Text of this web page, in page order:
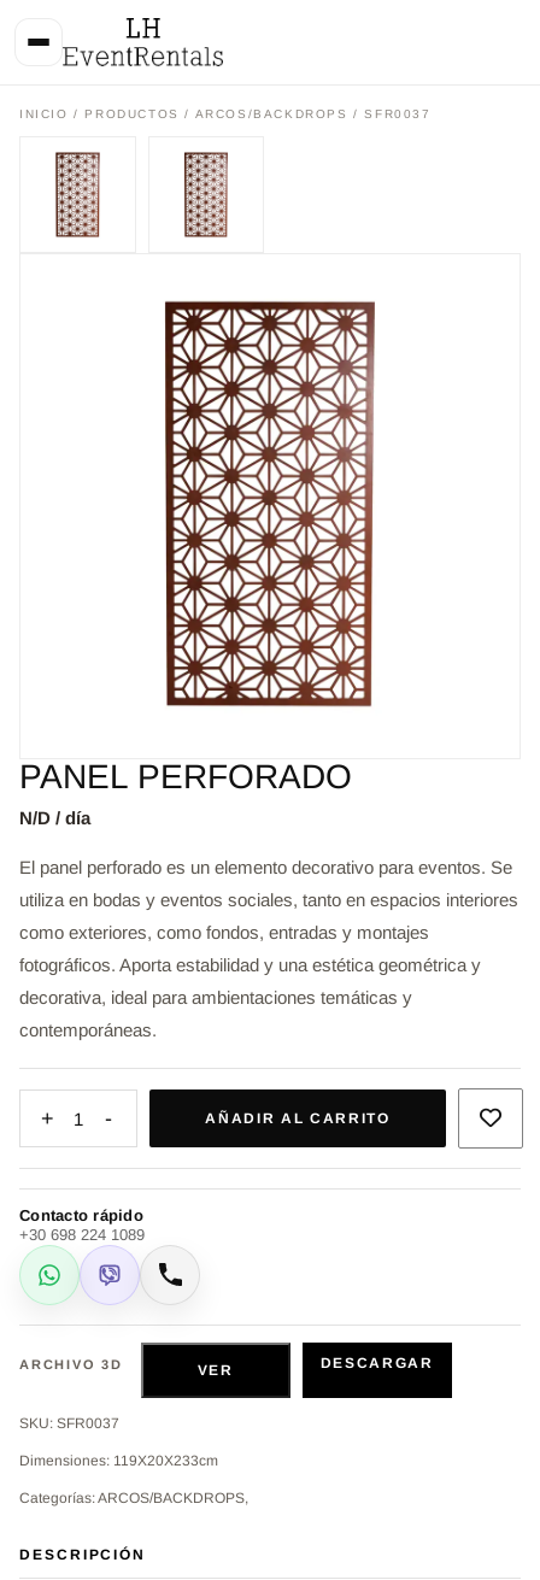
INICIO / PRODUCTOS/ ARCOS/BACKDROPS / SFR0037
PANEL PERFORADO
N/D / día
El panel perforado es un elemento decorativo para eventos. Se
utiliza en bodas y eventos sociales, tanto en espacios interiores
como exteriores, como fondos, entradas y montajes
fotográficos. Aporta estabilidad y una estética geométrica y
decorativa, ideal para ambientaciones temáticas y
contemporáneas.
+ 1 - AÑADIR AL CARRITO
Contacto rápido
+30 698 224 1089
WhatsApp
Viber Llamar
ARCHIVO 3D VER DESCARGAR
SKU: SFR0037
Dimensiones: 119X20X233cm
Categorías: ARCOS/BACKDROPS,
DESCRIPCIÓN